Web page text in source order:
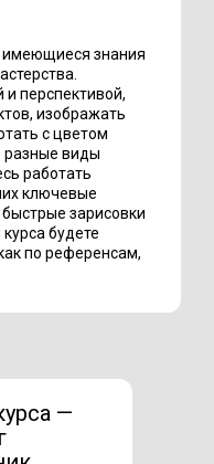
имеющиеся знания
перспективой,
изображать
с цветом
разные виды
работать
ключевые
зарисовки
будете
по референсам,
—